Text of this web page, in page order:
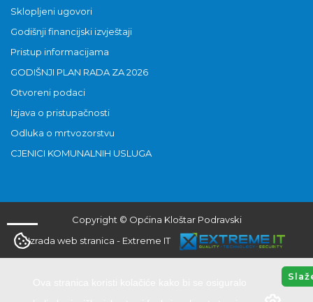
Sklopljeni ugovori
Godišnji financijski izvještaji
Pristup informacijama
GODIŠNJI PLAN RADA ZA 2026
Otvoreni podaci
Izjava o pristupačnosti
Odluka o mrtvozorstvu
CJENICI KOMUNALNIH USLUGA
Copyright © Općina Kloštar Podravski
Izrada web stranica - Extreme IT